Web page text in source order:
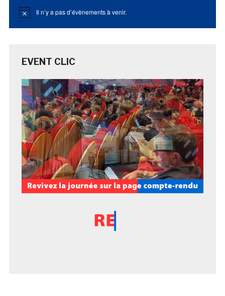
Notice Il n’y a pas d’évènements à venir.
EVENT CLIC